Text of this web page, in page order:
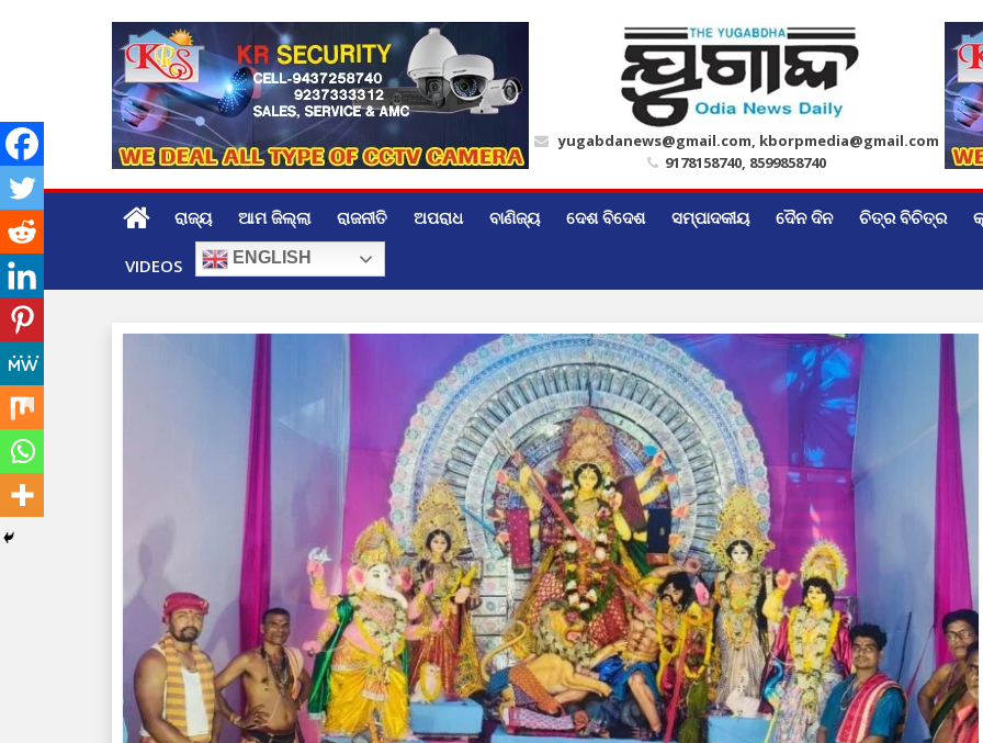
yugabdanews@gmail.com, kborpmedia@gmail.com
9178158740, 8599858740
ରାଜ୍ୟ ଆମ ଜିଲ୍ଲା ରାଜନୀତି ଅପରାଧ ବାଣିଜ୍ୟ ଦେଶ ବିଦେଶ ସମ୍ପାଦକୀୟ ଦୈନ ଦିନ ଚିତ୍ର ବିଚିତ୍ର
VIDEOS ENGLISH